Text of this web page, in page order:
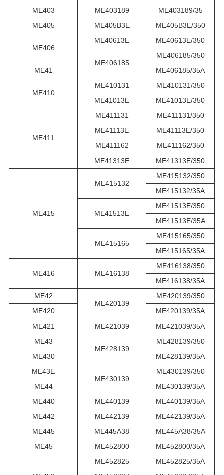
ME403
ME403189
ME403189/35
ME405
ME405B3E ME405B3E/350
ME406
ME40613E ME40613E/350
ME406185
ME406185/350
ME41
ME406185/35A
ME410
ME410131
ME410131/350
ME41013E
ME41013E/350
ME411
ME411131
ME411131/350
ME41113E
ME41113E/350
ME411162
ME411162/350
ME41313E
ME41313E/350
ME415
ME415132
ME415132/350
ME415132/35A
ME41513E
ME41513E/350
ME41513E/35A
ME415165
ME415165/350
ME415165/35A
ME416 ME416138
ME416138/350
ME416138/35A
ME42
ME420139
ME420139/350
ME420
ME420139/35A
ME421
ME421039
ME421039/35A
ME43
ME428139
ME428139/350
ME430
ME428139/35A
ME43E
ME430139
ME430139/350
ME44
ME430139/35A
ME440
ME440139
ME440139/35A
ME442
ME442139
ME442139/35A
ME445
ME445A38
ME445A38/35A
ME45
ME452800 ME452800/35A
ME452825
ME452825/35A